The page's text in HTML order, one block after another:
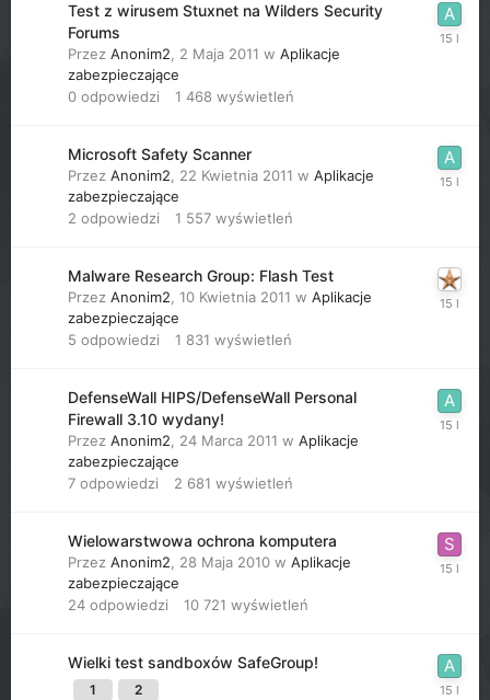
Test z wirusem Stuxnet na Wilders Security
Forums
Przez Anonim2 2 Maja 2011 w Aplikacje
zabezpieczające
0 odpowiedzi 1 468 wyświetleń
Microsoft Safety Scanner
Przez Anonim2 22 Kwietnia 2011 w Aplikacje
zabezpieczające
2 odpowiedzi 1 557 wyświetleń
Malware Research Group: Flash Test
Przez Anonim2 10 Kwietnia 2011 w Aplikacje
zabezpieczające
5 odpowiedzi 1 831 wyświetleń
DefenseWall HIPS/DefenseWall Personal
Firewall 3.10 wydany!
Przez Anonim2 24 Marca 2011 w Aplikacje
zabezpieczające
7 odpowiedzi 2 681 wyświetleń
Wielowarstwowa ochrona komputera
Przez Anonim2 28 Maja 2010 w Aplikacje
zabezpieczające
24 odpowiedzi 10 721 wyświetleń
Wielki test sandboxów SafeGroup!
1 2